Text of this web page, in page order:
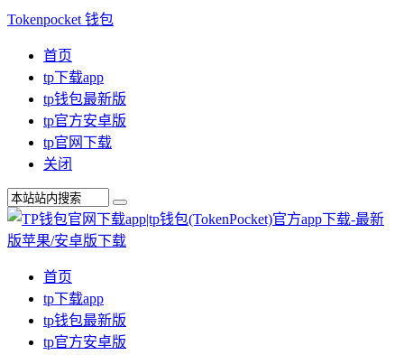
Tokenpocket 钱包
首页
tp下载app
tp钱包最新版
tp官方安卓版
tp官网下载
关闭
首页
tp下载app
tp钱包最新版
tp官方安卓版